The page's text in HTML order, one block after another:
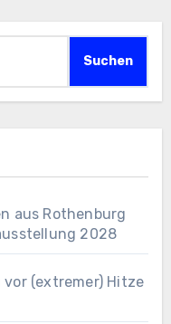
aus Rothenburg
2028
(extremer) Hitze